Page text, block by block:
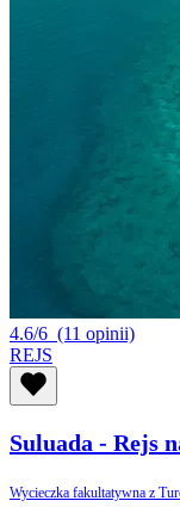
4.6/6 (11 opinii)
REJS
Suluada - Rejs
Wycieczka fakultatywna z